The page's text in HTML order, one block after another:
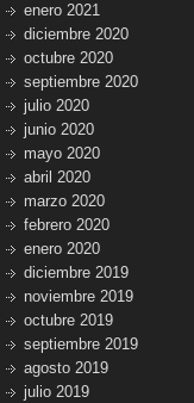
enero 2021
diciembre 2020
octubre 2020
septiembre 2020
julio 2020
junio 2020
mayo 2020
abril 2020
marzo 2020
febrero 2020
enero 2020
diciembre 2019
noviembre 2019
octubre 2019
septiembre 2019
agosto 2019
julio 2019